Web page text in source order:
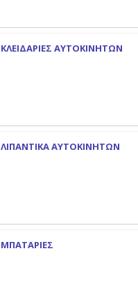
ΚΛΕΙΔΑΡΙΕΣ ΑΥΤΟΚΙΝΗΤΩΝ
ΛΙΠΑΝΤΙΚΑ ΑΥΤΟΚΙΝΗΤΩΝ
ΜΠΑΤΑΡΙΕΣ